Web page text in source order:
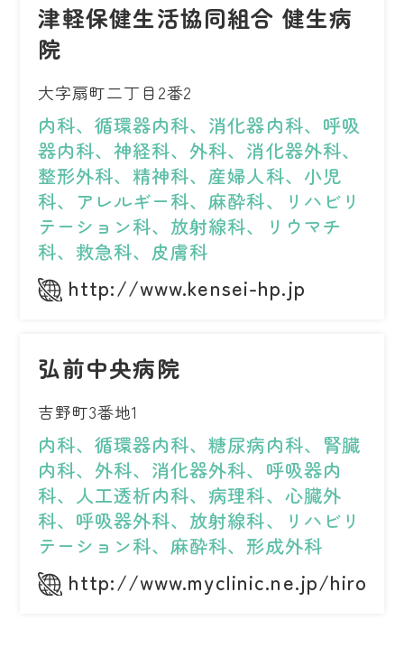
津軽保健生活協同組合 健生病
院
大字扇町二丁目2番2
内科、循環器内科、消化器内科、呼吸
器内科、神経科、外科、消化器外科、
整形外科、精神科、産婦人科、小児
科、アレルギー科、麻酔科、リハビリ
テーション科、放射線科、リウマチ
科、救急科、皮膚科
http://www.kensei-hp.jp
弘前中央病院
吉野町3番地1
内科、循環器内科、糖尿病内科、腎臓
内科、外科、消化器外科、呼吸器内
科、人工透析内科、病理科、心臓外
科、呼吸器外科、放射線科、リハビリ
テーション科、麻酔科、形成外科
http://www.myclinic.ne.jp/